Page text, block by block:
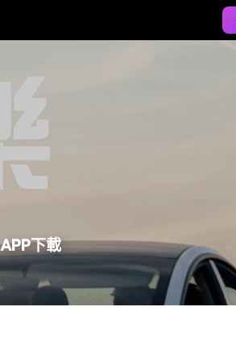
APP下載